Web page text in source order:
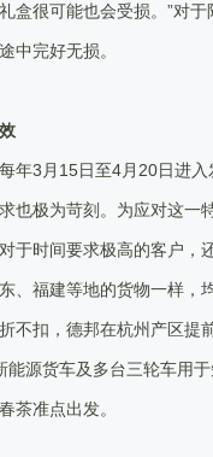
盒很可能也会受损。”对
中完好无损。
年3月15日至4月20日进
也极为苛刻。为应对这
于时间要求极高的客户，
、福建等地的货物一样，
不扣，德邦在杭州产区提
源货车及多台三轮车用
茶准点出发。